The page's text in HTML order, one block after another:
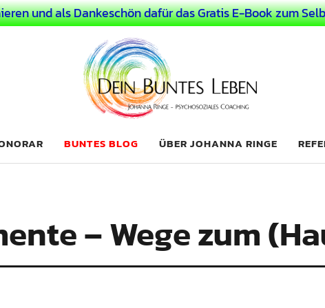
und als Dankeschön dafür das Gratis E-Book zum
Leben
MENSCH
BUNTES BLOG ÜBER JOHANNA RINGE
– Wege zum